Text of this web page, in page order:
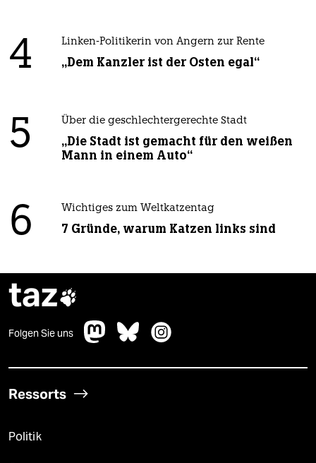
4 Linken-Politikerin von Angern zur Rente
„Dem Kanzler ist der Osten egal“
5 Über die geschlechtergerechte Stadt
„Die Stadt ist gemacht für den weißen
Mann in einem Auto“
6 Wichtiges zum Weltkatzentag
7 Gründe, warum Katzen links sind
taz
Folgen Sie uns
Ressorts
Politik